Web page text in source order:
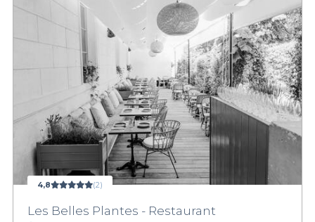
4,8 (2)
Les Belles Plantes - Restaurant